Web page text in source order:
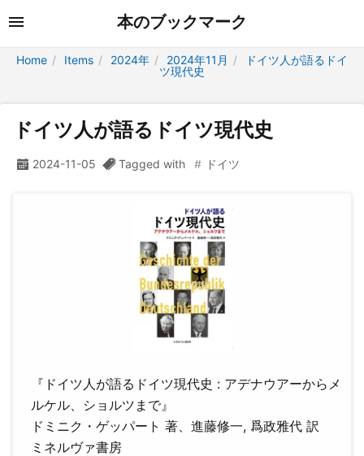
本のブックマーク
Home Items 2024年 2024年11月
ドイツ人が語るドイ
ツ現代史
ドイツ人が語るドイツ現代史
2024-11-05 Tagged with ドイツ
『ドイツ人が語るドイツ現代史 : アデナウアーからメ
ルケル、ショルツまで』
ドミニク・ゲッパート 著、進藤修一, 爲政雅代 訳
ミネルヴァ書房